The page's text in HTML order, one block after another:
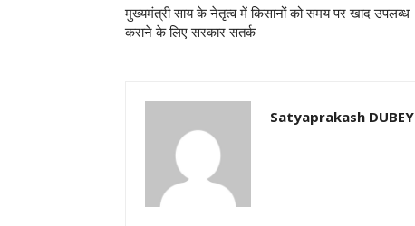
मुख्यमंत्री साय के नेतृत्व में किसानों को समय पर खाद उपलब्ध
कराने के लिए सरकार सतर्क
Satyaprakash DUBEY